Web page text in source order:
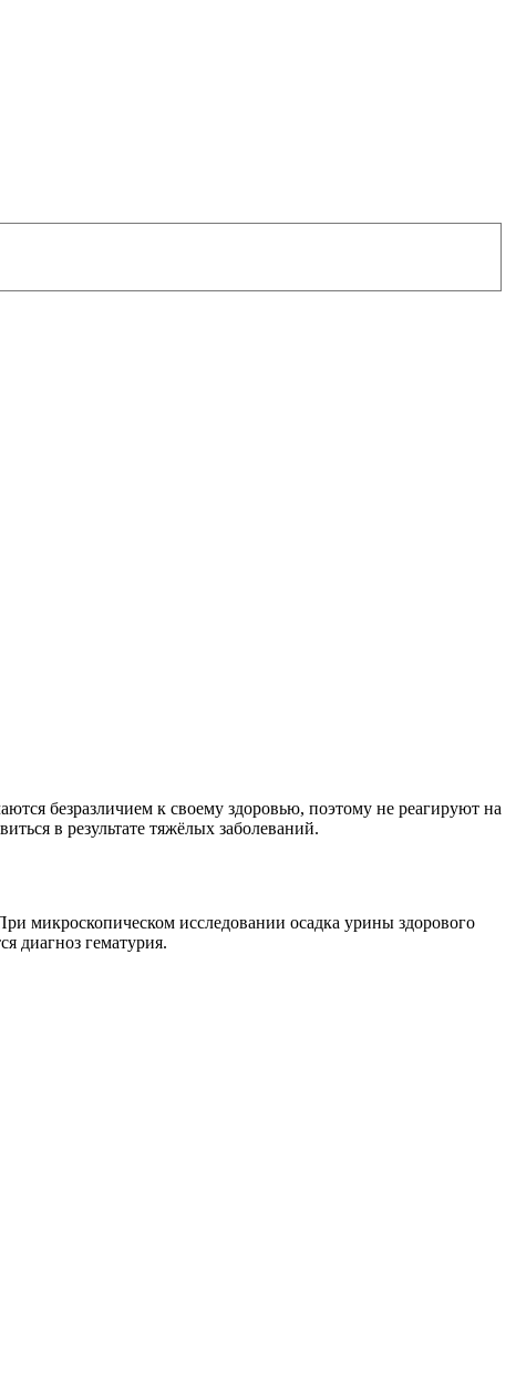
безразличием к своему здоровью, поэтому не реагируют на
в результате тяжёлых заболеваний.
микроскопическом исследовании осадка урины здорового
диагноз гематурия.